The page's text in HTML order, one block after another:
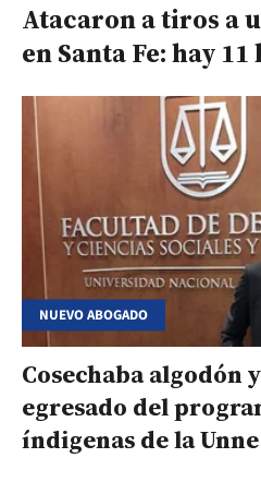
Atacaron a tiros a
en Santa Fe: hay
NUEVO ABOGADO
Cosechaba algodón
egresado del
índigenas de la Unne